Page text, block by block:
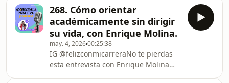
en la presión constante, las peleas o
telecomunicaciones en la Universidad
de Cantabria y actualmente es
responsable del programa Skills
Upload Jr en Europa, desde donde
impulsa iniciativas de transformación
digital con propósito, enfocándose
especialmente en la educación y la
268. Cómo orientar
académicamente sin dirigir
su vida, con Enrique Molina.
may. 4, 202600:25:38
IG @felizconmicarreraNo te pierdas
esta entrevista con Enrique Molina